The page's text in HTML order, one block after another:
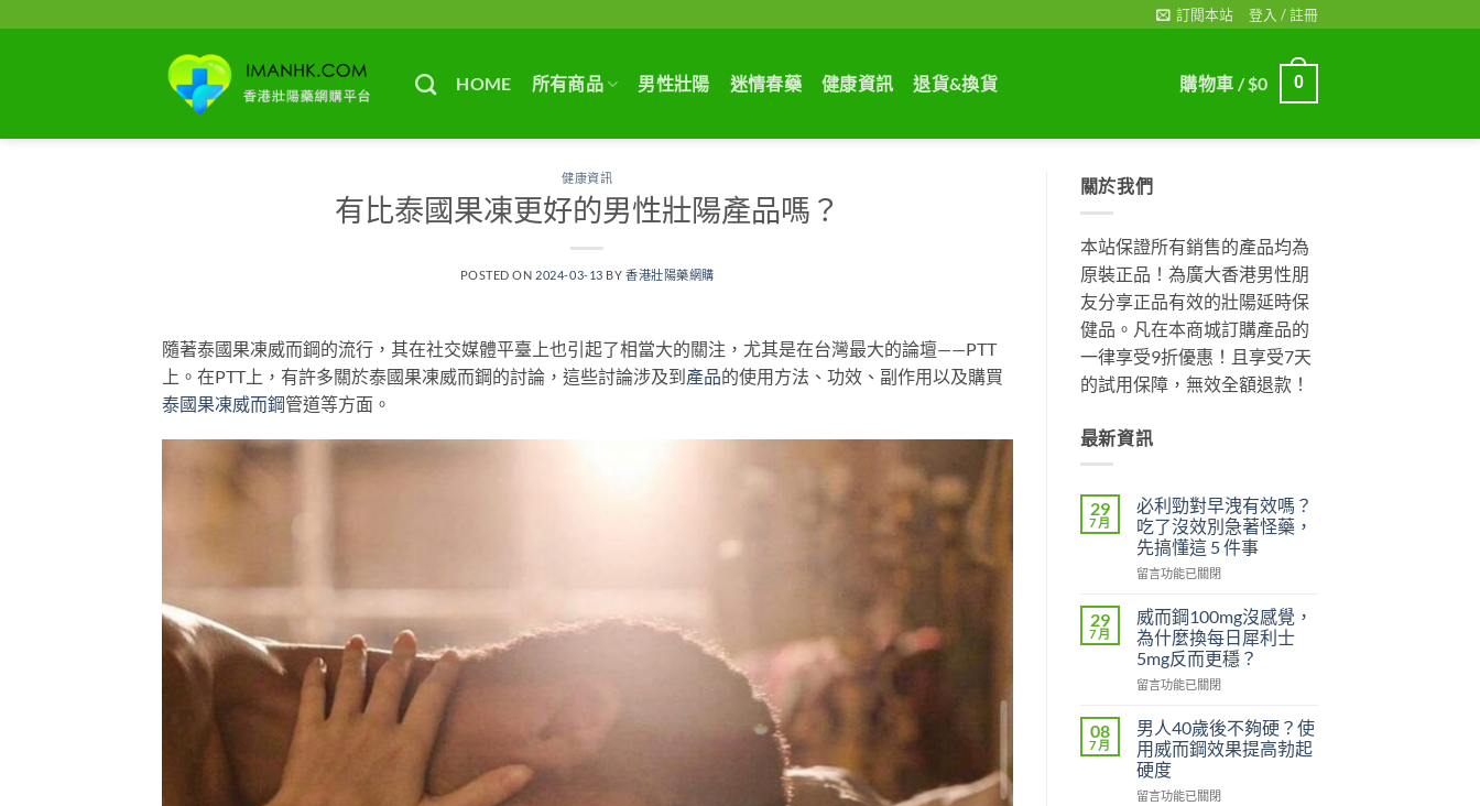
訂閱本站 登入 / 註冊
HOME 所有商品 男性壯陽 迷情春藥 健康資訊 退貨&換貨 購物車 /$0 0
健康資訊
有比泰國果凍更好的男性壯陽產品嗎？
POSTED ON 2024-03-13 BY香港壯陽藥網購
隨著泰國果凍威而鋼的流行，其在社交媒體平臺上也引起了相當大的關注，尤其是在台灣最大的論壇——PTT
上。在PTT上，有許多關於泰國果凍威而鋼的討論，這些討論涉及到產品的使用方法、功效、副作用以及購買
泰國果凍威而鋼管道等方面。
關於我們
本站保證所有銷售的產品均為
原裝正品！為廣大香港男性朋
友分享正品有效的壯陽延時保
健品。凡在本商城訂購產品的
一律享受9折優惠！且享受7天
的試用保障，無效全額退款！
最新資訊
29
7 月
必利勁對早洩有效嗎？
吃了沒效別急著怪藥，
先搞懂這 5 件事
在
利
勁
對
早
洩
效
嗎？
吃
了
沒
留言功能已關閉
29
7 月
威而鋼100mg沒感覺，
為什麼換每日犀利士
5mg反而更穩？
在
而
鋼
100mg
沒
感
留言功能已關閉
08
7 月
男人40歲後不夠硬？使
用威而鋼效果提高勃起
硬度
在
留言功能已關閉